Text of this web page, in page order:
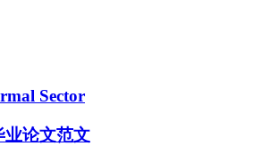
Sector
业论文范文